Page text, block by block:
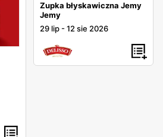
Zupka błyskawiczna Jemy
Jemy
29 lip -12 sie 2026